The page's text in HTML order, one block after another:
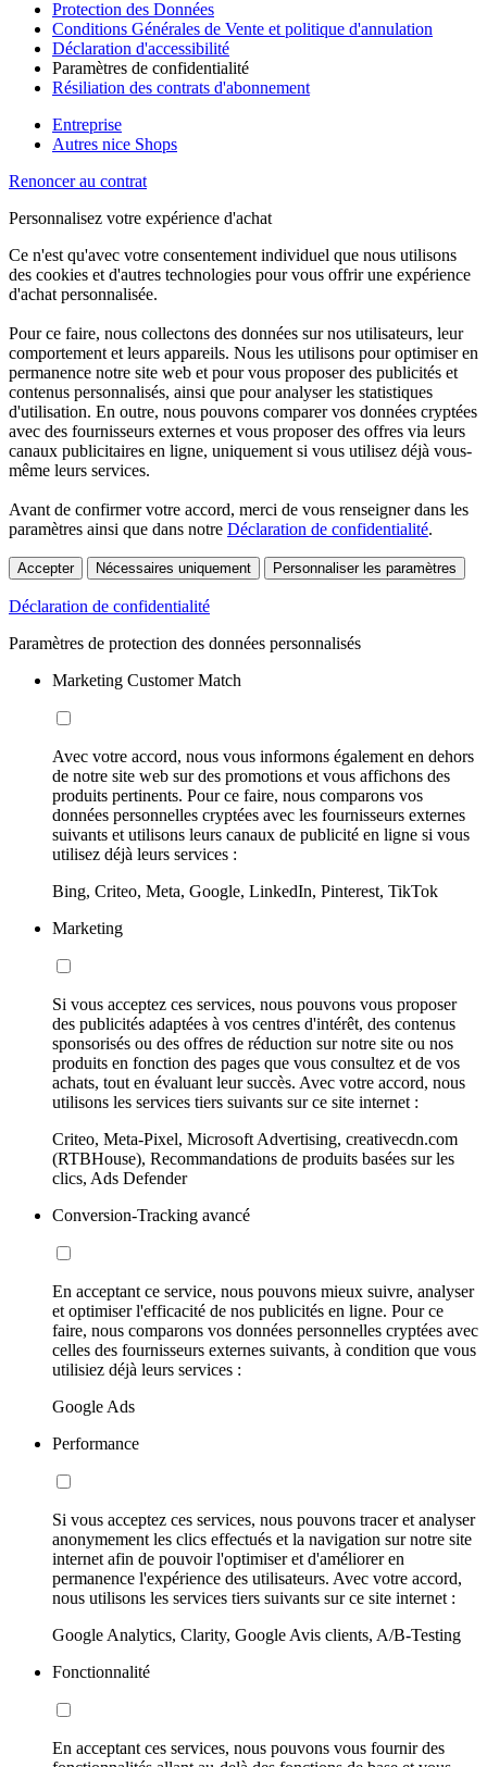
Protection des Données
Conditions Générales de Vente et politique d'annulation
Déclaration d'accessibilité
Paramètres de confidentialité
Résiliation des contrats d'abonnement
Entreprise
Autres nice Shops
Renoncer au contrat
Personnalisez votre expérience d'achat
Ce n'est qu'avec votre consentement individuel que nous utilisons
des cookies et d'autres technologies pour vous offrir une expérience
d'achat personnalisée.
Pour ce faire, nous collectons des données sur nos utilisateurs, leur
comportement et leurs appareils. Nous les utilisons pour optimiser en
permanence notre site web et pour vous proposer des publicités et
contenus personnalisés, ainsi que pour analyser les statistiques
d'utilisation. En outre, nous pouvons comparer vos données cryptées
avec des fournisseurs externes et vous proposer des offres via leurs
canaux publicitaires en ligne, uniquement si vous utilisez déjà vous-
même leurs services.
Avant de confirmer votre accord, merci de vous renseigner dans les
paramètres ainsi que dans notre Déclaration de confidentialité.
Accepter Nécessaires uniquement Personnaliser les paramètres
Déclaration de confidentialité
Paramètres de protection des données personnalisés
Marketing Customer Match
Avec votre accord, nous vous informons également en dehors
de notre site web sur des promotions et vous affichons des
produits pertinents. Pour ce faire, nous comparons vos
données personnelles cryptées avec les fournisseurs externes
suivants et utilisons leurs canaux de publicité en ligne si vous
utilisez déjà leurs services :
Bing, Criteo, Meta, Google, LinkedIn, Pinterest, TikTok
Marketing
Si vous acceptez ces services, nous pouvons vous proposer
des publicités adaptées à vos centres d'intérêt, des contenus
sponsorisés ou des offres de réduction sur notre site ou nos
produits en fonction des pages que vous consultez et de vos
achats, tout en évaluant leur succès. Avec votre accord, nous
utilisons les services tiers suivants sur ce site internet :
Criteo, Meta-Pixel, Microsoft Advertising, creativecdn.com
(RTBHouse), Recommandations de produits basées sur les
clics, Ads Defender
Conversion-Tracking avancé
En acceptant ce service, nous pouvons mieux suivre, analyser
et optimiser l'efficacité de nos publicités en ligne. Pour ce
faire, nous comparons vos données personnelles cryptées avec
celles des fournisseurs externes suivants, à condition que vous
utilisiez déjà leurs services :
Google Ads
Performance
Si vous acceptez ces services, nous pouvons tracer et analyser
anonymement les clics effectués et la navigation sur notre site
internet afin de pouvoir l'optimiser et d'améliorer en
permanence l'expérience des utilisateurs. Avec votre accord,
nous utilisons les services tiers suivants sur ce site internet :
Google Analytics, Clarity, Google Avis clients, A/B-Testing
Fonctionnalité
En acceptant ces services, nous pouvons vous fournir des